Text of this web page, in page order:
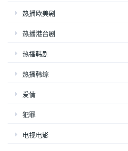
热播欧美剧
热播港台剧
热播韩剧
热播韩综
爱情
犯罪
电视电影